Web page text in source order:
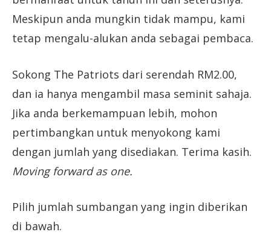
Meskipun anda mungkin tidak mampu, kami
tetap mengalu-alukan anda sebagai pembaca.
Sokong The Patriots dari serendah RM2.00,
dan ia hanya mengambil masa seminit sahaja.
Jika anda berkemampuan lebih, mohon
pertimbangkan untuk menyokong kami
dengan jumlah yang disediakan. Terima kasih.
Moving forward as one.
Pilih jumlah sumbangan yang ingin diberikan
di bawah.